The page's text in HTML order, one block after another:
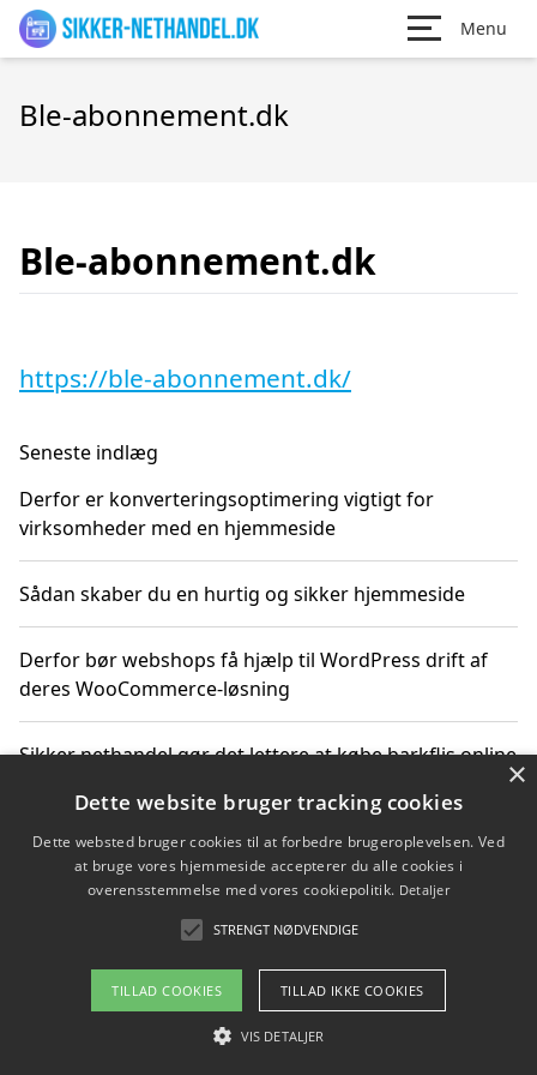
Menu
Ble-abonnement.dk
Ble-abonnement.dk
https://ble-abonnement.dk/
Seneste indlæg
Derfor er konverteringsoptimering vigtigt for
virksomheder med en hjemmeside
Sådan skaber du en hurtig og sikker hjemmeside
Derfor bør webshops få hjælp til WordPress drift af
deres WooCommerce-løsning
Sikker nethandel gør det lettere at købe barkflis online
Ting du bør vide før du vælger webbureau i Aarhus
Copyright 2026 - Pilanto Aps
Om / kontakt
Blog Betingelser
×
Dette website bruger tracking cookies
Dette websted bruger cookies til at forbedre brugeroplevelsen. Ved
at bruge vores hjemmeside accepterer du alle cookies i
overensstemmelse med vores cookiepolitik. Detaljer
STRENGT NØDVENDIGE
TILLAD COOKIES TILLAD IKKE COOKIES
VIS DETALJER